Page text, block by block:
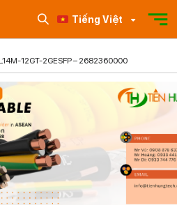
Tiếng Việt
12GT-2GESFP – 2682360000